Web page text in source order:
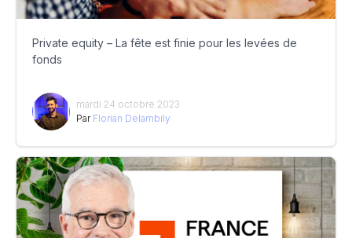
Private equity – La fête est finie pour les levées de
fonds
mardi 24 octobre 2023
Par Florian Delambily